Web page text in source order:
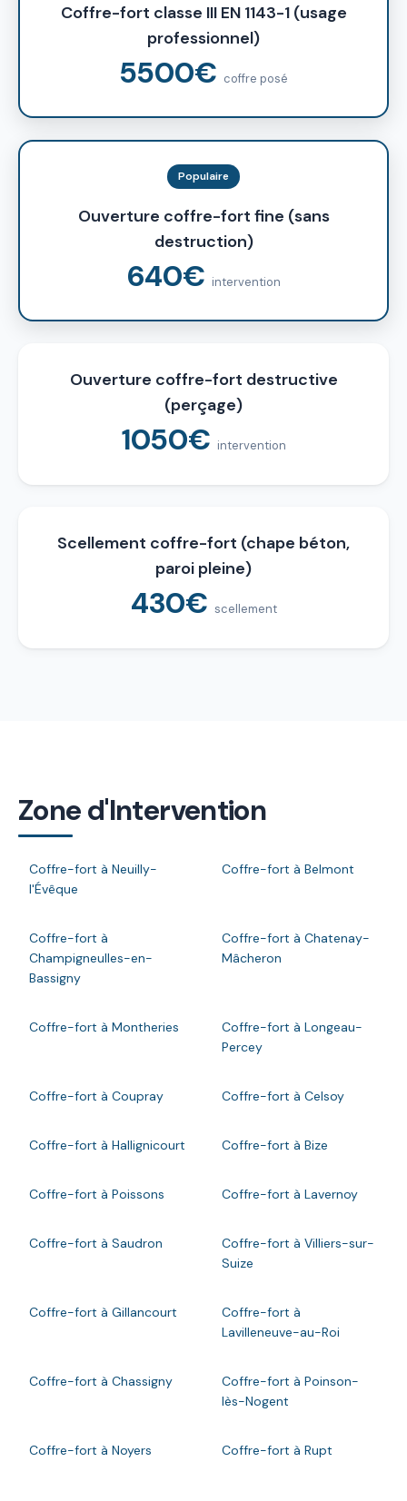
Coffre-fort classe III EN 1143-1 (usage
professionnel)
5500€ coffre posé
Populaire
Ouverture coffre-fort fine (sans
destruction)
640€ intervention
Ouverture coffre-fort destructive
(perçage)
1050€ intervention
Scellement coffre-fort (chape béton,
paroi pleine)
430€ scellement
Zone d'Intervention
Coffre-fort à Neuilly-
l'Évêque
Coffre-fort à Belmont
Coffre-fort à
Champigneulles-en-
Bassigny
Coffre-fort à Chatenay-
Mâcheron
Coffre-fort à Montheries
Coffre-fort à Longeau-
Percey
Coffre-fort à Coupray Coffre-fort à Celsoy
Coffre-fort à Hallignicourt Coffre-fort à Bize
Coffre-fort à Poissons Coffre-fort à Lavernoy
Coffre-fort à Saudron
Coffre-fort à Villiers-sur-
Suize
Coffre-fort à Gillancourt
Coffre-fort à
Lavilleneuve-au-Roi
Coffre-fort à Chassigny
Coffre-fort à Poinson-
lès-Nogent
Coffre-fort à Noyers Coffre-fort à Rupt